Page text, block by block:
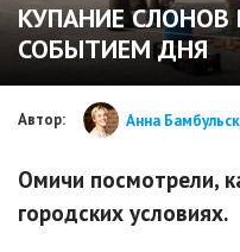
КУПАНИЕ СЛОНОВ
СОБЫТИЕМ ДНЯ
Автор: Анна
Омичи посмотрели,
городских условиях.